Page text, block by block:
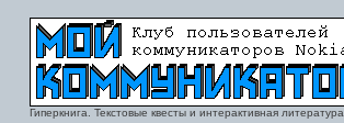
Гиперкнига. Текстовые квесты и интерактивная литература.